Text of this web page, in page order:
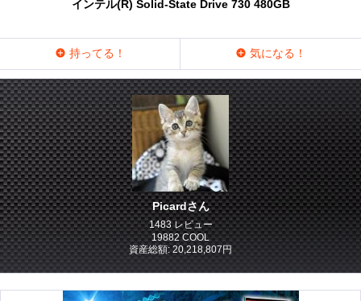
インテル(R) Solid-State Drive 730 480GB
持ってる！ 気になる！
Picardさん
1483 レビュー
19882 COOL
資産総額: 20,218,807円